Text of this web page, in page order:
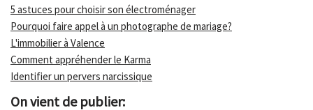
5 astuces pour choisir son électroménager
Pourquoi faire appel à un photographe de mariage?
L'immobilier à Valence
Comment appréhender le Karma
Identifier un pervers narcissique
On vient de publier: